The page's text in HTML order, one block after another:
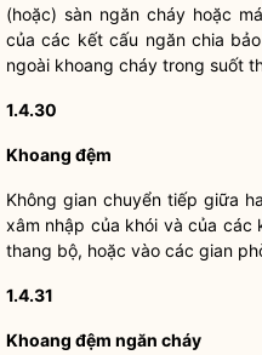
(hoặc) sàn ngăn cháy hoặc
của các kết cấu ngăn chia
ngoài khoang cháy trong suốt
1.4.30
Khoang đệm
Không gian chuyển tiếp giữa
xâm nhập của khói và của các
thang bộ, hoặc vào các gian
1.4.31
Khoang đệm ngăn cháy